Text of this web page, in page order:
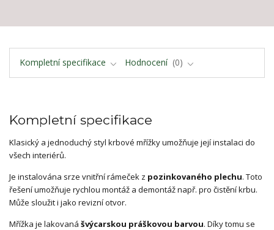
Kompletní specifikace Hodnocení 0
Kompletní specifikace
Klasický a jednoduchý styl krbové mřížky umožňuje její instalaci do
všech interiérů.
Je instalována srze vnitřní rámeček z pozinkovaného plechu. Toto
řešení umožňuje rychlou montáž a demontáž např. pro čistění krbu.
Může sloužit i jako revizní otvor.
Mřížka je lakovaná švýcarskou práškovou barvou. Díky tomu se